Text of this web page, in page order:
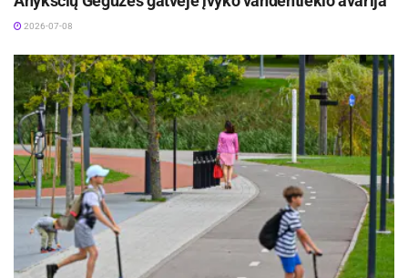
apygardos prokuratūros, policijos, Socialinių
tarnybos, agentūros „SOS vaikai“ atstovai. VTAT
sieks įtraukti bendruomenę į miesto vaiko teisių
apsaugos sistemos formavimą, teiks siūlymus
dėl vaiko teisių apsaugos politikos ir strategijos,
prioritetų, pažeidimų prevencijos priemonių,
efektyvesnio socialinio darbo ir kitų sričių
specialistų bendro darbo bei kt.
2026-07-08